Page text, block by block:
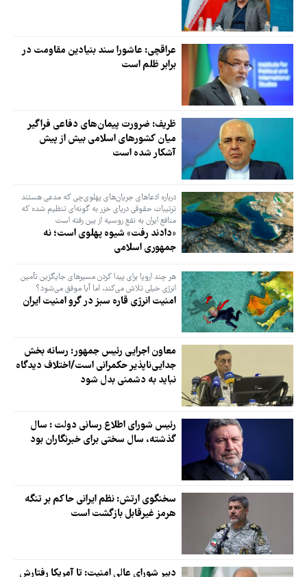
عراقچی: عاشورا سند بنیادین مقاومت در
برابر ظلم است
ظریف: ضرورت پیمان‌های دفاعی فراگیر
میان کشورهای اسلامی بیش از پیش
آشکار شده است
درباره ادعاهای جریان‌های پهلوی‌چی که مدعی هستند
ترتیبات حقوقی دریای خزر به گونه‌ای تنظیم شده که
منافع ایران به نفع روسیه از بین رفته است
«دادند رفت» شیوه پهلوی است؛ نه
جمهوری اسلامی
هر چند اروپا برای پیدا کردن مسیرهای جایگزین تأمین
انرژی خیلی تلاش می‌کند، اما آیا موفق می‌شود؟
امنیت انرژی قاره سبز در گرو امنیت ایران
معاون اجرایی رئیس جمهور: رسانه بخش
جدایی‌ناپذیر حکمرانی است/اختلاف دیدگاه
نباید به دشمنی بدل شود
رئیس شورای اطلاع رسانی دولت : سال
گذشته، سال سختی برای خبرنگاران بود
سخنگوی ارتش: نظم ایرانی حاکم بر تنگه
هرمز غیرقابل بازگشت است
دبیر شورای عالی امنیت: تا آمریکا رفتارش